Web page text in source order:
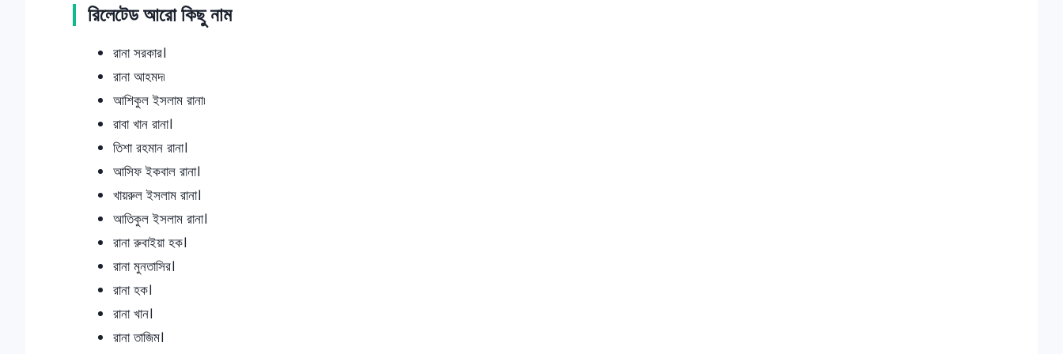
রিলেটেড আরো কিছু নাম
রানা সরকার।
রানা আহমদ৷
আশিকুল ইসলাম রানা৷
রাবা খান রানা।
তিশা রহমান রানা।
আসিফ ইকবাল রানা।
খায়রুল ইসলাম রানা।
আতিকুল ইসলাম রানা।
রানা রুবাইয়া হক।
রানা মুনতাসির।
রানা হক।
রানা খান।
রানা তাজিম।